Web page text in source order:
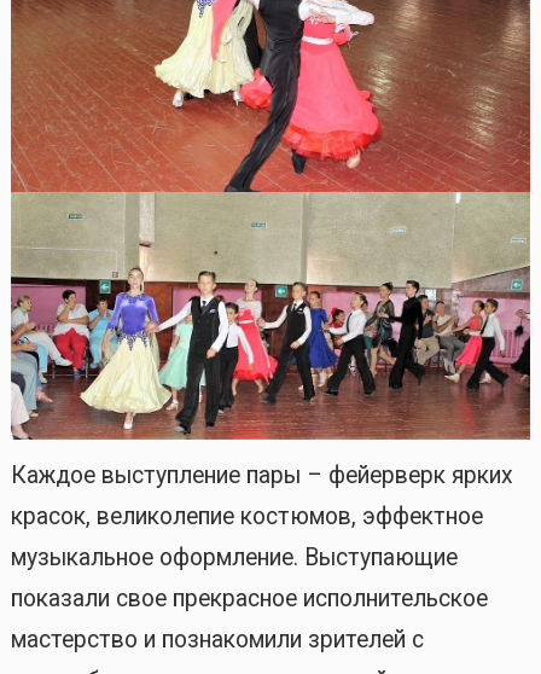
Каждое выступление пары – фейерверк ярких
красок, великолепие костюмов, эффектное
музыкальное оформление. Выступающие
показали свое прекрасное исполнительское
мастерство и познакомили зрителей с